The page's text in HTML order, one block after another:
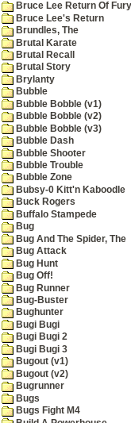
Bruce Lee Return Of Fury
Bruce Lee's Return
Brundles, The
Brutal Karate
Brutal Recall
Brutal Story
Brylanty
Bubble
Bubble Bobble (v1)
Bubble Bobble (v2)
Bubble Bobble (v3)
Bubble Dash
Bubble Shooter
Bubble Trouble
Bubble Zone
Bubsy-0 Kitt'n Kaboodle
Buck Rogers
Buffalo Stampede
Bug
Bug And The Spider, The
Bug Attack
Bug Hunt
Bug Off!
Bug Runner
Bug-Buster
Bughunter
Bugi Bugi
Bugi Bugi 2
Bugi Bugi 3
Bugout (v1)
Bugout (v2)
Bugrunner
Bugs
Bugs Fight M4